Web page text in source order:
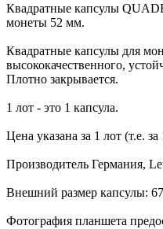
Квадратные капсулы
монеты 52 мм.
Квадратные капсулы для
высококачественного,
Плотно закрывается.
1 лот - это 1 капсула.
Цена указана за 1 лот (т.е. за
Производитель Германия,
Внешний размер капсулы:
Фотография планшета